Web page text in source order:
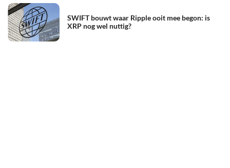
SWIFT bouwt waar Ripple ooit mee begon: is
XRP nog wel nuttig?